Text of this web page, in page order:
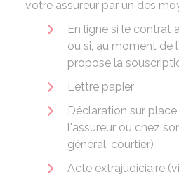
votre assureur par un des
En ligne si le contrat
ou si, au moment de
propose la
Lettre papier
Déclaration sur
l'assureur ou chez
général, courtier)
Acte extrajudiciaire